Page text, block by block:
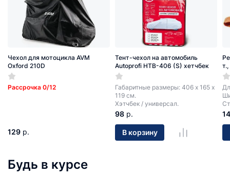
Чехол для мотоцикла AVM
Oxford 210D
Рассрочка 0/12
129 р.
Тент-чехол на автомобиль
Autoprofi HTB-406 (S) хетчбек
Габаритные размеры: 406 х 165 х
119 см.
Хэтчбек / универсал.
98 р.
В корзину
14
Будь в курсе